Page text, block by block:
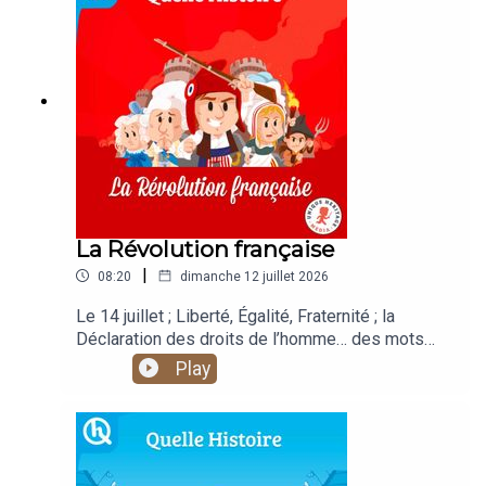
Media / Quelle Histoire
La Révolution française
08:20 | dimanche 12 juillet 2026
Le 14 juillet ; Liberté, Égalité, Fraternité ; la
Déclaration des droits de l’homme… des mots
que tu entends souvent. Mais d’où ça vient ? De la
Révolution française. Il a fallu dix ans aux
Français pour transformer leur pays, dix ans
d’espoir et aussi, ne l’oublie pas, de guerre et de
terreur.Voix : Léopold Roy / Studio DuparkSound
design : Sylvain Hellio
Play